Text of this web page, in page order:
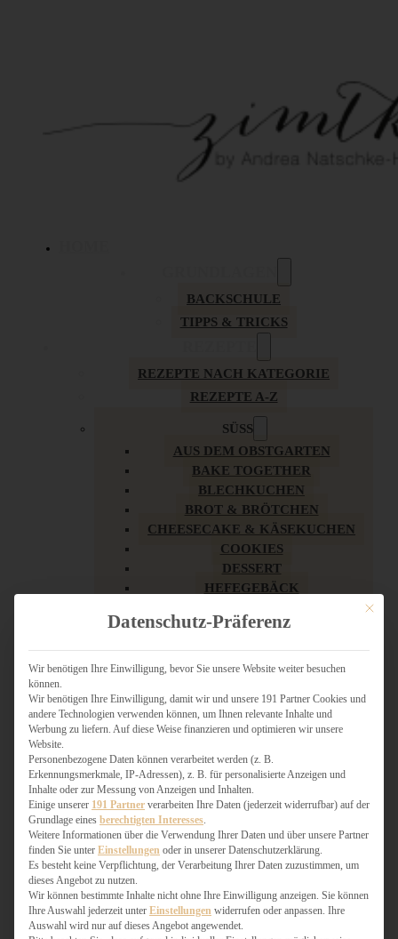
BACKSCHULE
TIPPS & TRICKS
REZEPTE NACH KATEGORIE
REZEPTE A-Z
SÜSS
AUS DEM OBSTGARTEN
BAKE TOGETHER
BLECHKUCHEN
BROT & BRÖTCHEN
CHEESECAKE & KÄSEKUCHEN
COOKIES
DESSERT
HEFEGEBÄCK
KUCHEN
LOW CARB & GESÜNDER
MY AMERICAN BAKERY
SCHOKOLADIGES
SÜSSES HAUPTGERICHT
TÖRTCHEN
VEGAN SÜSS
WEIHNACHTSBÄCKEREI
HERZHAFT
BURGER & SANDWICHES
FIX AUF DEM TISCH
Mit
Datenschutz-Präferenz
Wir benötigen Ihre Einwilligung, bevor Sie unsere Website weiter besuchen
können.
Wir benötigen Ihre Einwilligung, damit wir und unsere 191 Partner Cookies und
andere Technologien verwenden können, um Ihnen relevante Inhalte und
Werbung zu liefern. Auf diese Weise finanzieren und optimieren wir unsere
Website.
Personenbezogene Daten können verarbeitet werden (z. B.
Erkennungsmerkmale, IP-Adressen), z. B. für personalisierte Anzeigen und
Inhalte oder zur Messung von Anzeigen und Inhalten.
Einige unserer 191 Partner verarbeiten Ihre Daten (jederzeit widerrufbar) auf der
Grundlage eines berechtigten Interesses
Weitere Informationen über die Verwendung Ihrer Daten und über unsere Partner
finden Sie unter Einstellungen oder in unserer Datenschutzerklärung.
Es besteht keine Verpflichtung, der Verarbeitung Ihrer Daten zuzustimmen, um
dieses Angebot zu nutzen.
Wir können bestimmte Inhalte nicht ohne Ihre Einwilligung anzeigen. Sie können
Ihre Auswahl jederzeit unter Einstellungen widerrufen oder anpassen. Ihre
Auswahl wird nur auf dieses Angebot angewendet.